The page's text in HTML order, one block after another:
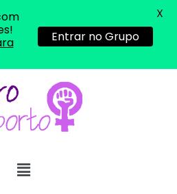
Entrar no Grupo
X
em
www.proaborto.com)